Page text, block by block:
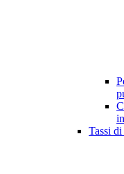
Tassi di